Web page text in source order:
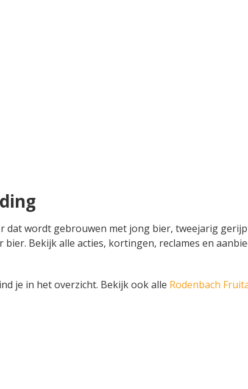
dat wordt gebrouwen met jong bier, tweejarig
Bekijk alle acties, kortingen, reclames en
je in het overzicht. Bekijk ook alle Rodenbach